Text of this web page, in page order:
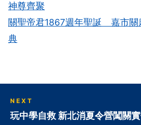
神尊齊聚
關聖帝君1867週年聖誕 嘉市關
典
NEXT
玩中學自救 新北消夏令營闖